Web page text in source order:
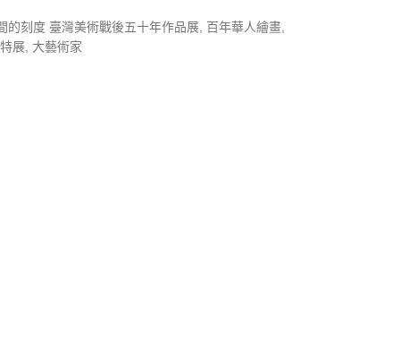
的刻度 臺灣美術戰後五十年作品展, 百年華人繪畫,
展, 大藝術家